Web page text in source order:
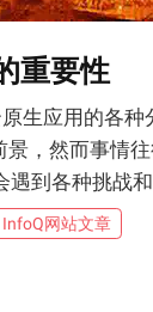
重要性
生应用的各种
，然而事情
到各种挑战和
InfoQ网站文章